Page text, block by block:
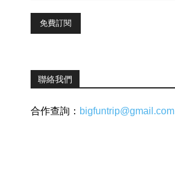
聯絡我們
合作查詢： bigfuntrip@gmail.com